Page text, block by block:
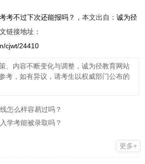
考不过下次还能报吗？ ，本文出自： 诚为径
链接地址：
cjwt/24410
、内容不断变化与调整，诚为径教育网站
考，如有异议，请考生以权威部门公布的
怎么样容易过吗？
学考能被录取吗？
更多+